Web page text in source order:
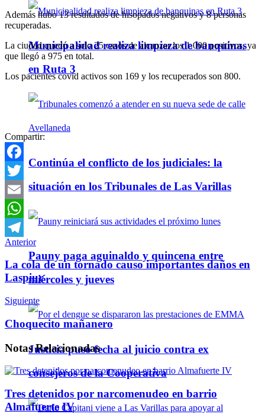
Municipalidad realiza limpieza de banquinas
en Ruta 3
Continúa el conflicto de los judiciales: la
situación en los Tribunales de Las Varillas
Pauny paga aguinaldo y quincena entre
miércoles y jueves
Justicia puso fecha al juicio contra ex
consejeros de la Cooperativa
Además hubo 13 resultados de hisopados negativos y 8 personas
recuperadas.
La ciudad quedó a solo 25 casos de alcanzar los 1.000 positivos, ya
que llegó a 975 en total.
Los pacientes covid activos son 169 y los recuperados son 800.
Compartir:
Facebook
Twitter
Email
WhatsApp
Telegram
Anterior
La cola de un tornado causo importantes daños en
Laspiur
Siguiente
Choquecito mañanero
NotasRelacionadas
Tres detenidos por narcomenudeo en barrio
Almafuerte IV